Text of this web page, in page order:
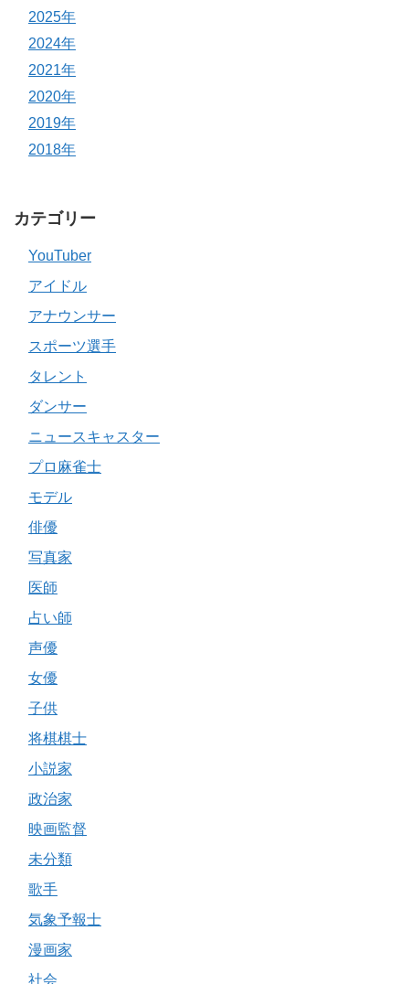
2025年
2024年
2021年
2020年
2019年
2018年
カテゴリー
YouTuber
アイドル
アナウンサー
スポーツ選手
タレント
ダンサー
ニュースキャスター
プロ麻雀士
モデル
俳優
写真家
医師
占い師
声優
女優
子供
将棋棋士
小説家
政治家
映画監督
未分類
歌手
気象予報士
漫画家
社会